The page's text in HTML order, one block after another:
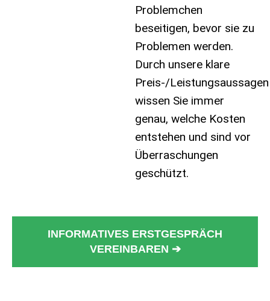
Problemchen
beseitigen, bevor sie zu
Problemen werden.
Durch unsere klare
Preis-/Leistungsaussagen
wissen Sie immer
genau, welche Kosten
entstehen und sind vor
Überraschungen
geschützt.
INFORMATIVES ERSTGESPRÄCH
VEREINBAREN ➔